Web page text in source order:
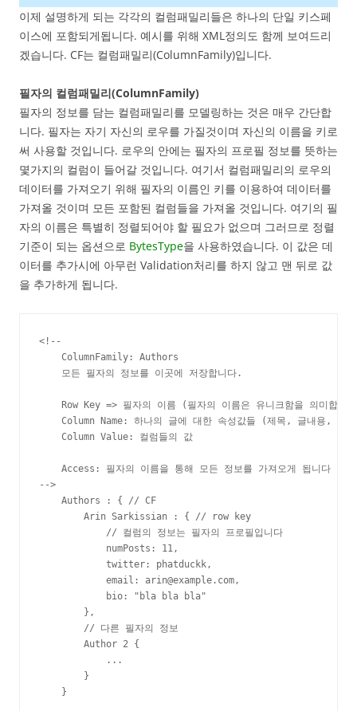
이제 설명하게 되는 각각의 컬럼패밀리들은 하나의 단일 키스페
이스에 포함되게됩니다. 예시를 위해 XML정의도 함께 보여드리
겠습니다. CF는 컬럼패밀리(ColumnFamily)입니다.
필자의 컬럼패밀리(ColumnFamily)
필자의 정보를 담는 컬럼패밀리를 모델링하는 것은 매우 간단합
니다. 필자는 자기 자신의 로우를 가질것이며 자신의 이름을 키로
써 사용할 것입니다. 로우의 안에는 필자의 프로필 정보를 뜻하는
몇가지의 컬럼이 들어갈 것입니다. 여기서 컬럼패밀리의 로우의
데이터를 가져오기 위해 필자의 이름인 키를 이용하여 데이터를
가져올 것이며 모든 포함된 컬럼들을 가져올 것입니다. 여기의 필
자의 이름은 특별히 정렬되어야 할 필요가 없으며 그러므로 정렬
기준이 되는 옵션으로 BytesType을 사용하였습니다. 이 값은 데
이터를 추가시에 아무런 Validation처리를 하지 않고 맨 뒤로 값
을 추가하게 됩니다.
<!--
ColumnFamily: Authors
모든 필자의 정보를 이곳에 저장합니다.
Row Key => 필자의 이름 (필자의 이름은 유니크함을 의미합니
Column Name: 하나의 글에 대한 속성값들 (제목, 글내용, 기
Column Value: 컬럼들의 값
Access: 필자의 이름을 통해 모든 정보를 가져오게 됩니다
-->
Authors : { // CF
Arin Sarkissian : { // row key
// 컬럼의 정보는 필자의 프로필입니다
numPosts: 11,
twitter: phatduckk,
email: arin@example.com,
bio: "bla bla bla"
},
// 다른 필자의 정보
Author 2 {
...
}
}